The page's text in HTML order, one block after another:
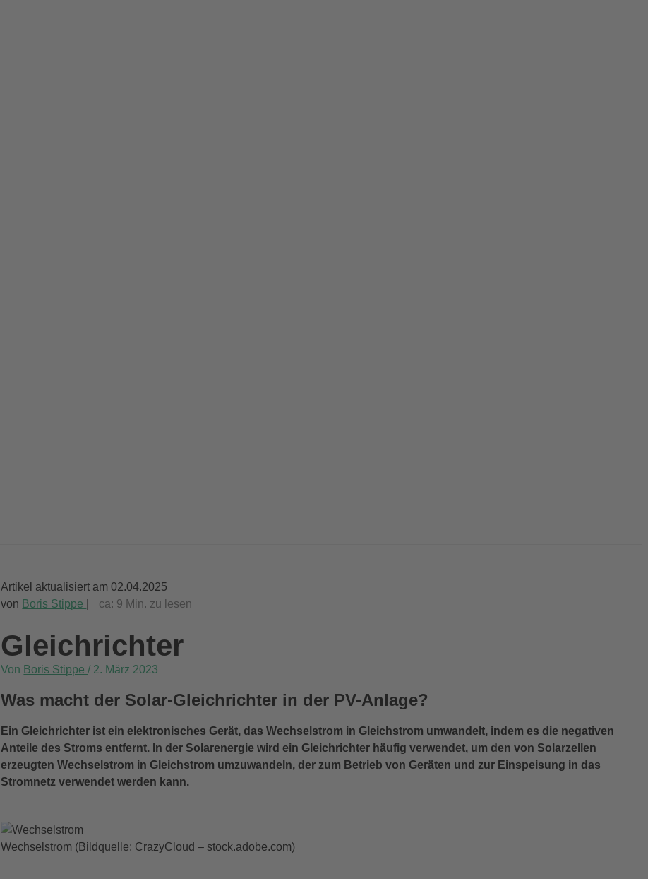
Artikel aktualisiert am 02.04.2025
von Boris Stippe ca: 9 Min. zu lesen
Gleichrichter
Von Boris Stippe/ 2. März 2023
Was macht der Solar-Gleichrichter in der PV-Anlage?
Ein Gleichrichter ist ein elektronisches Gerät, das Wechselstrom in Gleichstrom umwandelt, indem es die negativen
Anteile des Stroms entfernt. In der Solarenergie wird ein Gleichrichter häufig verwendet, um den von Solarzellen
erzeugten Wechselstrom in Gleichstrom umzuwandeln, der zum Betrieb von Geräten und zur Einspeisung in das
Stromnetz verwendet werden kann.
Wechselstrom (Bildquelle: CrazyCloud – stock.adobe.com)